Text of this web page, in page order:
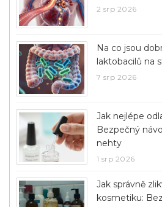
2 srp 2026
Na co jsou
laktobacilů na
7 srp 2026
Jak nejlépe
Bezpečný
nehty
1 srp 2026
Jak správně
kosmetiku: